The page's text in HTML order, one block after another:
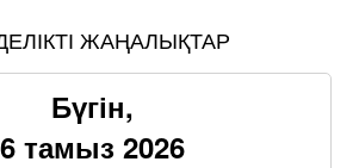
ЖАҢАЛЫҚТАР
Бүгін,
6 тамыз 2026